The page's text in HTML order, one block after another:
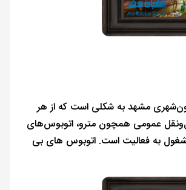
مشهد به‌ شکلی است که از هر
عمومی همچون مترو، اتوبوس‌های
در مشهد 1000 تومان است که در دو خط مشغول به فعالیت است. اتوبوس های بی